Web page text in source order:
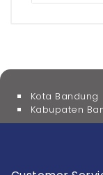
Kota Bandung
Kabupaten